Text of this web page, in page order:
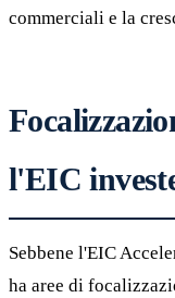
commerciali e la
l'EIC
Sebbene l'EIC
ha aree di